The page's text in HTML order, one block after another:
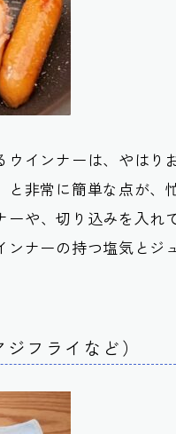
ウインナーは、やはり
と非常に簡単な点が
ーや、切り込みを入れ
ンナーの持つ塩気と
フライなど）